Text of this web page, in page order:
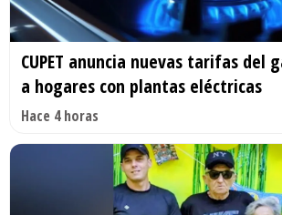
CUPET anuncia nuevas tarifas del
a hogares con plantas eléctricas
Hace 4 horas